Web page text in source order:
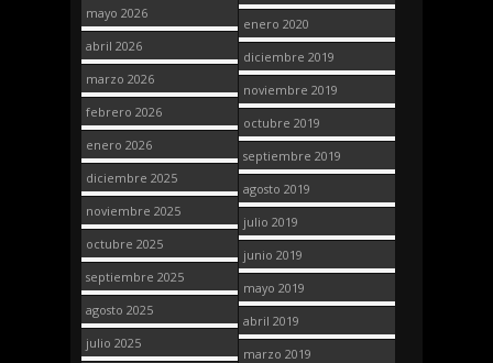
mayo 2026
abril 2026
marzo 2026
febrero 2026
enero 2026
diciembre 2025
noviembre 2025
octubre 2025
septiembre 2025
agosto 2025
julio 2025
enero 2020
diciembre 2019
noviembre 2019
octubre 2019
septiembre 2019
agosto 2019
julio 2019
junio 2019
mayo 2019
abril 2019
marzo 2019